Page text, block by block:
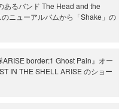
あるバンド The Head and the
ニューアルバムから「Shake」の
ARISE border:1 Ghost Pain』オー
IN THE SHELL ARISE のショー